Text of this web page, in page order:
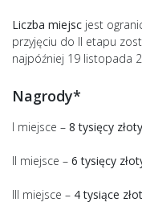
Liczba miejsc jest
przyjęciu do II etapu
najpóźniej 19 listopada
Nagrody*
I miejsce – 8 tysięcy
II miejsce – 6 tysięcy
III miejsce – 4 tysiące